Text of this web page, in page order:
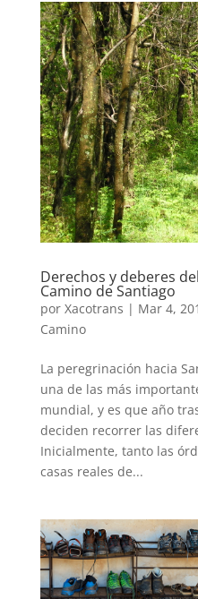
Derechos y deberes
Camino de Santiago
por Xacotrans | Mar 4,
Camino
La peregrinación hacia
una de las más
mundial, y es que año
deciden recorrer las
Inicialmente, tanto las
casas reales de...